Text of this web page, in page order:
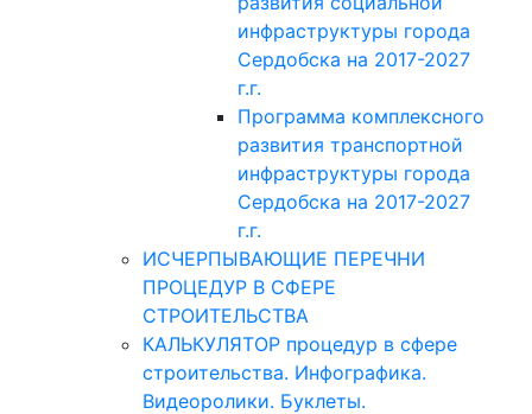
инфраструктуры города
Сердобска на 2017-2027
г.г.
Программа комплексного
развития транспортной
инфраструктуры города
Сердобска на 2017-2027
г.г.
ИСЧЕРПЫВАЮЩИЕ ПЕРЕЧНИ
ПРОЦЕДУР В СФЕРЕ
СТРОИТЕЛЬСТВА
КАЛЬКУЛЯТОР процедур в сфере
строительства. Инфографика.
Видеоролики. Буклеты.